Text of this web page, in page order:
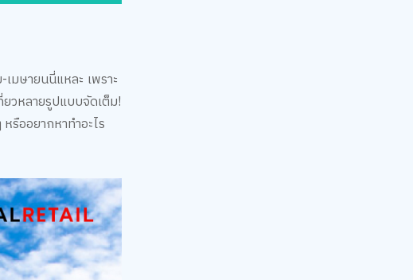
มษายนนี่แหละ เพราะ
วหลายรูปแบบจัดเต็ม!
รืออยากหาทำอะไร